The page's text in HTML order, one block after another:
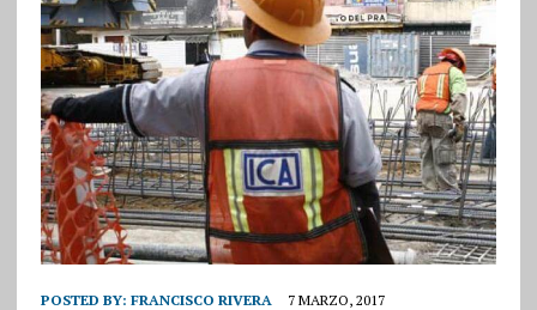
POSTED BY: FRANCISCO RIVERA 7 MARZO, 2017